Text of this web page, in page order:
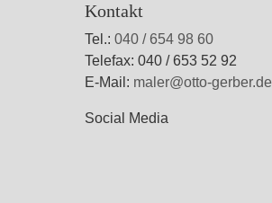
Kontakt
Tel.: 040 / 654 98 60
Telefax: 040 / 653 52 92
E-Mail: maler@otto-gerber.de
Social Media